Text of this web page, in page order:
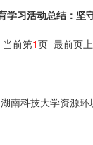
学习活动总结：坚
前第1页 最前页
南科技大学资源